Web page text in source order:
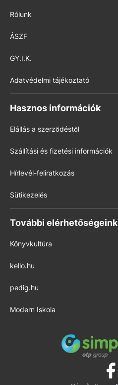
Rólunk
ÁSZF
GY.I.K.
Adatvédelmi tájékoztató
Hasznos információk
Elállás a szerződéstől
Szállítási és fizetési információk
Hírlevél-feliratkozás
Sütikezelés
További elérhetőségeink
Könyvkultúra
kello.hu
pedig.hu
Modern Iskola